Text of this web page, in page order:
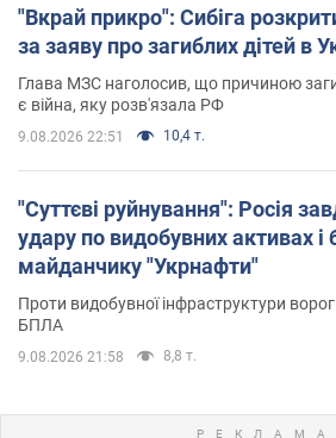
"Вкрай прикро": Сибіга
за заяву про загиблих дітей в
Глава МЗС наголосив, що причиною
є війна, яку розв'язала РФ
9.08.2026 22:51 10,4 т.
"Суттєві руйнування": Росія
удару по видобувних активах і
майданчику "Укрнафти"
Проти видобувної інфраструктури
БПЛА
9.08.2026 21:58 8,8 т.